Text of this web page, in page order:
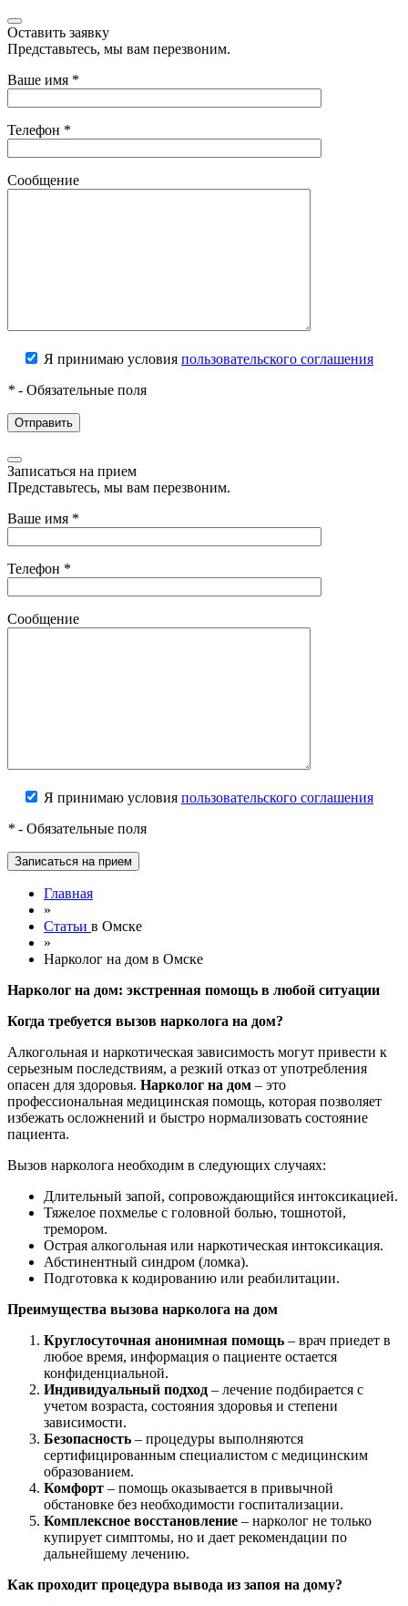
Оставить заявку
Представьтесь, мы вам перезвоним.
Ваше имя *
Телефон *
Сообщение
Я принимаю условия пользовательского соглашения
* - Обязательные поля
Записаться на прием
Представьтесь, мы вам перезвоним.
Ваше имя *
Телефон *
Сообщение
Я принимаю условия пользовательского соглашения
* - Обязательные поля
Главная
»
Статьи в Омске
»
Нарколог на дом в Омске
Нарколог на дом: экстренная помощь в любой ситуации
Когда требуется вызов нарколога на дом?
Алкогольная и наркотическая зависимость могут привести к
серьезным последствиям, а резкий отказ от употребления
опасен для здоровья. Нарколог на дом – это
профессиональная медицинская помощь, которая позволяет
избежать осложнений и быстро нормализовать состояние
пациента.
Вызов нарколога необходим в следующих случаях:
Длительный запой, сопровождающийся интоксикацией.
Тяжелое похмелье с головной болью, тошнотой,
тремором.
Острая алкогольная или наркотическая интоксикация.
Абстинентный синдром (ломка).
Подготовка к кодированию или реабилитации.
Преимущества вызова нарколога на дом
Круглосуточная анонимная помощь – врач приедет в
любое время, информация о пациенте остается
конфиденциальной.
Индивидуальный подход – лечение подбирается с
учетом возраста, состояния здоровья и степени
зависимости.
Безопасность – процедуры выполняются
сертифицированным специалистом с медицинским
образованием.
Комфорт – помощь оказывается в привычной
обстановке без необходимости госпитализации.
Комплексное восстановление – нарколог не только
купирует симптомы, но и дает рекомендации по
дальнейшему лечению.
Как проходит процедура вывода из запоя на дому?